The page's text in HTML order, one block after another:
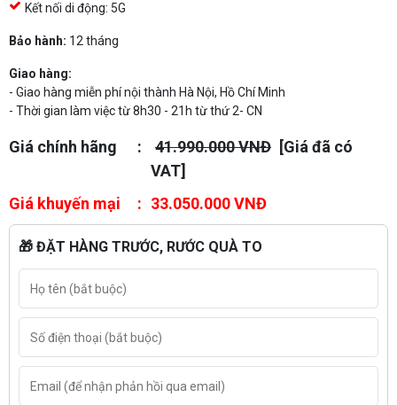
Kết nối di động: 5G
Bảo hành: 12 tháng
Giao hàng:
- Giao hàng miễn phí nội thành Hà Nội, Hồ Chí Minh
- Thời gian làm việc từ 8h30 - 21h từ thứ 2- CN
Giá chính hãng 41.990.000 VNĐ [Giá đã có
VAT]
Giá khuyến mại
33.050.000 VNĐ
🎁 ĐẶT HÀNG TRƯỚC, RƯỚC QUÀ TO